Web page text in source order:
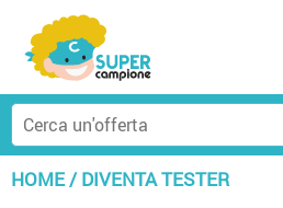
HOME/DIVENTA TESTER